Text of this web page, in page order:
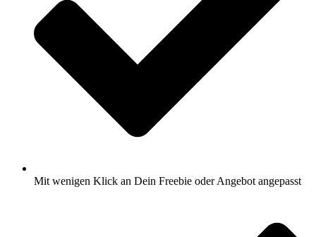
Mit wenigen Klick an Dein Freebie oder Angebot angepasst